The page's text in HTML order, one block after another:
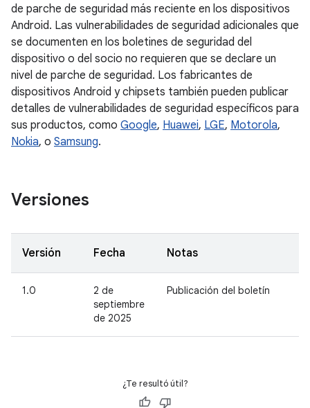
de parche de seguridad más reciente en los dispositivos
Android. Las vulnerabilidades de seguridad adicionales que
se documenten en los boletines de seguridad del
dispositivo o del socio no requieren que se declare un
nivel de parche de seguridad. Los fabricantes de
dispositivos Android y chipsets también pueden publicar
detalles de vulnerabilidades de seguridad específicos para
sus productos, como Google, Huawei, LGE, Motorola,
Nokia, o Samsung.
Versiones
Versión Fecha Notas
1.0
2 de
septiembre
de 2025
Publicación del boletín
¿Te resultó útil?